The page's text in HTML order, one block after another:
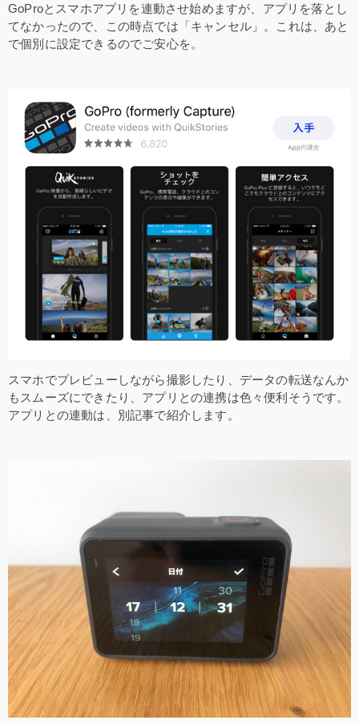
GoProとスマホアプリを連動させ始めますが、アプリを落とし
てなかったので、この時点では「キャンセル」。これは、あと
で個別に設定できるのでご安心を。
スマホでプレビューしながら撮影したり、データの転送なんか
もスムーズにできたり、アプリとの連携は色々便利そうです。
アプリとの連動は、別記事で紹介します。